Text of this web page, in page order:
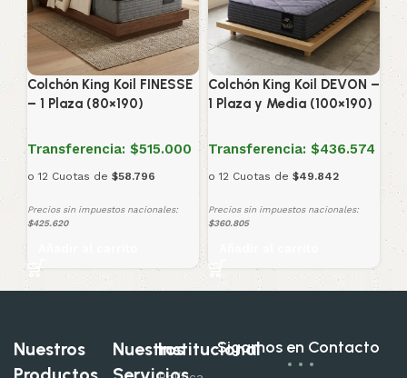
Colchón King Koil FINESSE
– 1 Plaza (80×190)
Transferencia: $515.000
o 12 Cuotas de $58.796
Precios sin impuestos nacionales:
$425.620
Colchón King Koil DEVON –
1 Plaza y Media (100×190)
Transferencia: $436.574
o 12 Cuotas de $49.842
Precios sin impuestos nacionales:
$360.805
Nuestros
NuestrosInstitucionalSigamos en Contacto